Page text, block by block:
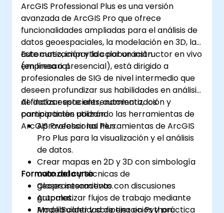
ArcGIS Professional Plus es una versión
avanzada de ArcGIS Pro que ofrece
funcionalidades ampliadas para el análisis de
datos geoespaciales, la modelación en 3D, la
automatización y la colaboración
empresarial.
Este curso, impartido por un instructor en vivo
(en línea o presencial), está dirigido a
profesionales de SIG de nivel intermedio que
deseen profundizar sus habilidades en análisis
de datos espaciales, automatización y
compartición utilizando las herramientas de
ArcGIS Professional Plus.
Al finalizar este entrenamiento, los
participantes podrán:
Aprovechar las herramientas de ArcGIS
Pro Plus para la visualización y el análisis
de datos.
Crear mapas en 2D y 3D con simbología
avanzada y técnicas de
geoprosesamiento.
Automatizar flujos de trabajo mediante
ModelBuilder y scripting en Python.
Formato del curso
Clases interactivas con discusiones
grupales.
Amplia cantidad de ejercicios y práctica